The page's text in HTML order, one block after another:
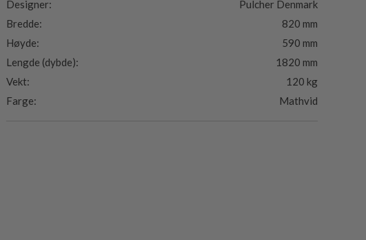
Designer:
Pulcher Denmark
Bredde:
820 mm
Høyde:
590 mm
Lengde (dybde):
1820 mm
Vekt:
120 kg
Farge:
Mathvid